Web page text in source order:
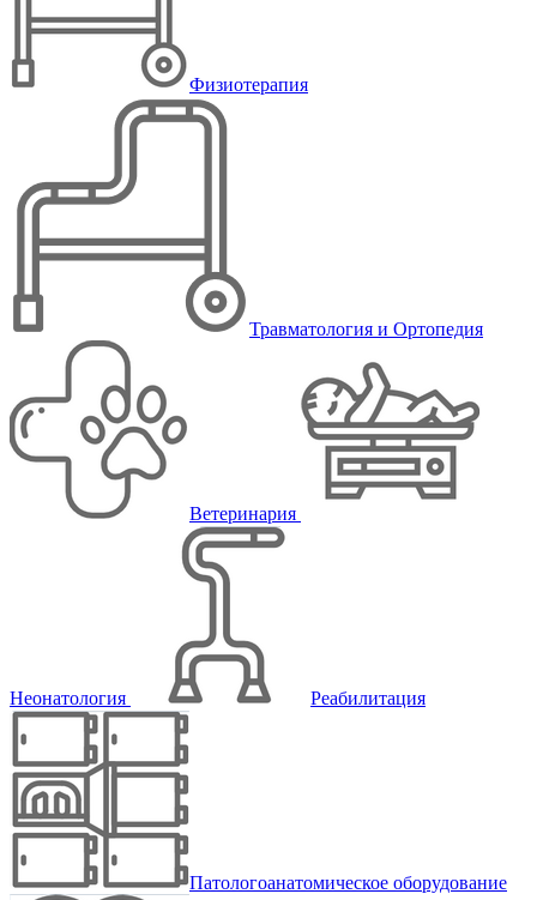
Физиотерапия
Травматология и Ортопедия
Ветеринария
Неонатология Реабилитация
Патологоанатомическое оборудование